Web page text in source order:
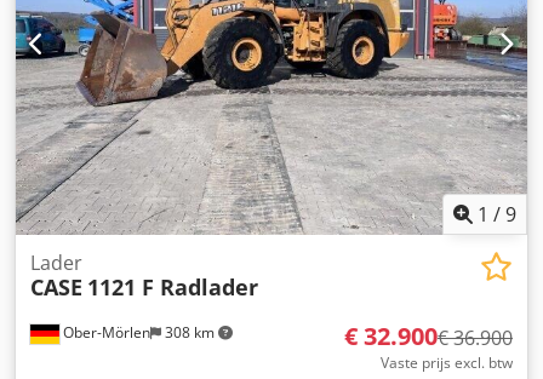
1 /9
Ober-Mörlen 308 km
Lader
CASE 1121 F Radlader
€ 32.900€ 36.900
Vaste prijs excl. btw